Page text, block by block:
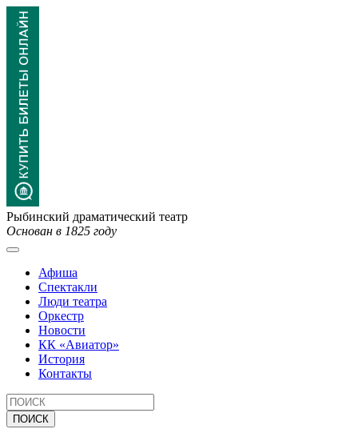
Рыбинский драматический театр
Основан в 1825 году
Афиша
Спектакли
Люди театра
Оркестр
Новости
КК «Авиатор»
История
Контакты